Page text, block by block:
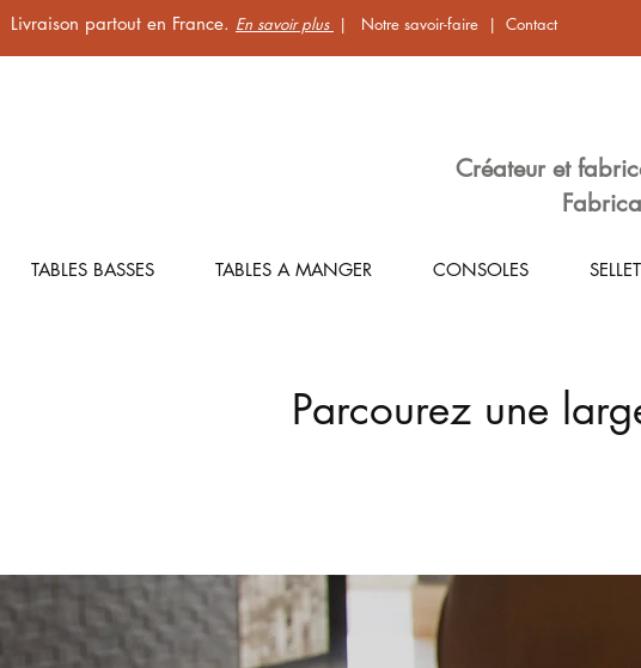
Livraison partout en France. En savoir plus | Notre savoir-faire | Contact
Créateur et
TABLES BASSES TABLES A MANGER CONSOLES
Parcourez une